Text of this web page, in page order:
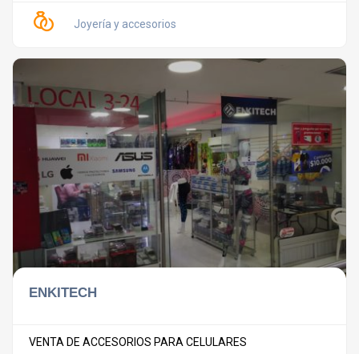
Joyería y accesorios
ENKITECH
VENTA DE ACCESORIOS PARA CELULARES